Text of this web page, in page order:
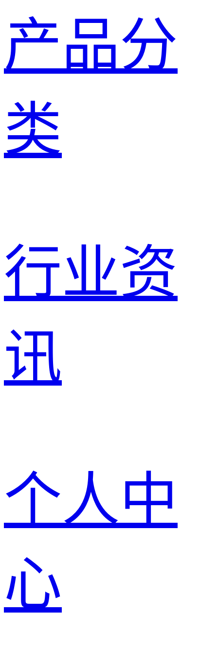
产品分
类
行业资
讯
个人中
心